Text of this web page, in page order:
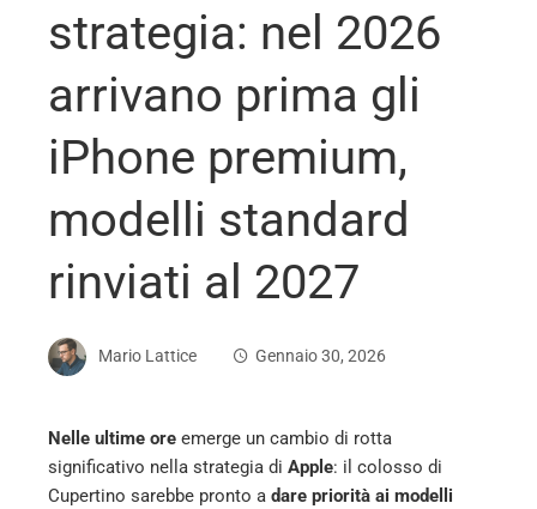
strategia: nel 2026
arrivano prima gli
iPhone premium,
modelli standard
rinviati al 2027
Mario Lattice Gennaio 30, 2026
Nelle ultime ore emerge un cambio di rotta
significativo nella strategia di Apple: il colosso di
Cupertino sarebbe pronto a dare priorità ai modelli